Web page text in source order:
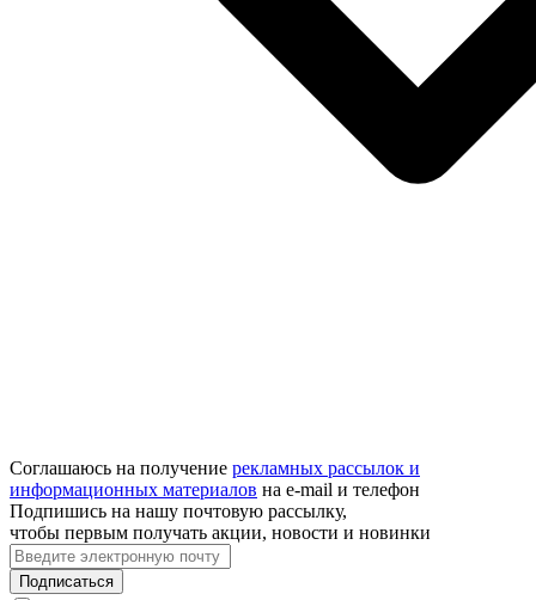
Соглашаюсь на получение рекламных рассылок и
информационных материалов на e‑mail и телефон
Подпишись на нашу почтовую рассылку,
чтобы первым получать акции, новости и новинки
Подписаться